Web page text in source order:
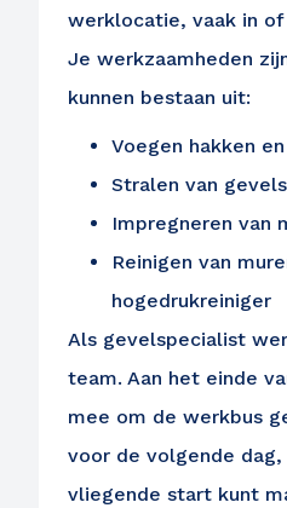
werklocatie, vaak in of
Je werkzaamheden
kunnen bestaan uit:
Voegen hakken
Stralen van gevels
Impregneren van
Reinigen van
hogedrukreiniger
Als gevelspecialist
team. Aan het einde
mee om de werkbus
voor de volgende
vliegende start kunt